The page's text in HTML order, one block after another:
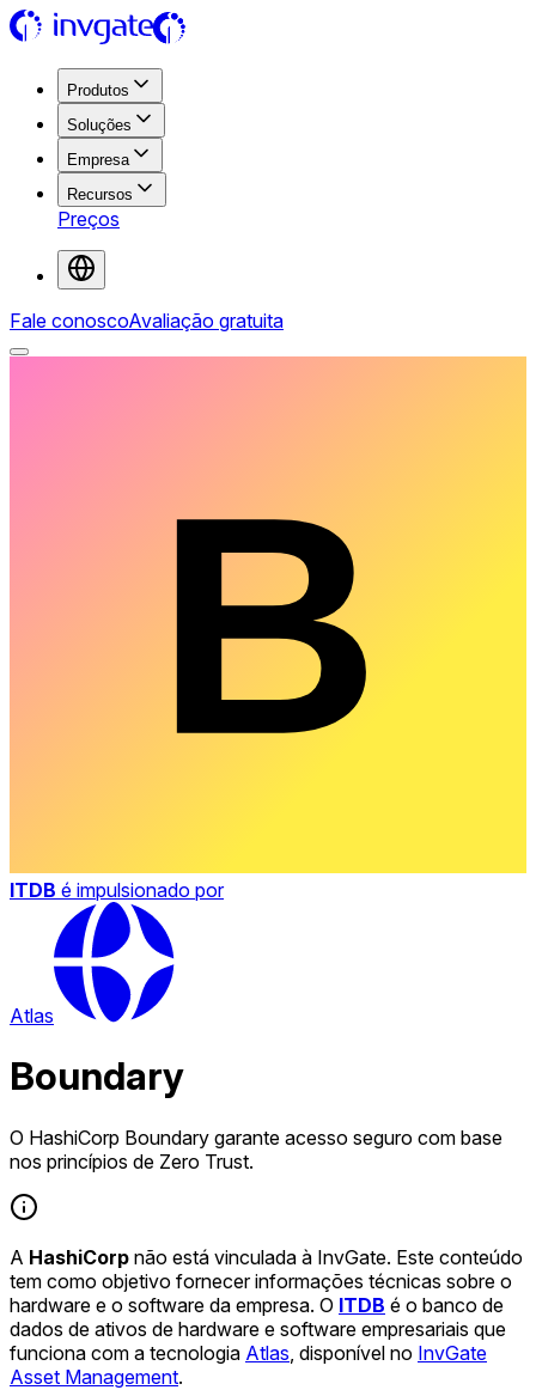
Produtos
Soluções
Empresa
Recursos
Preços
Fale conoscoAvaliação gratuita
ITDB é impulsionado por
Atlas
Boundary
O HashiCorp Boundary garante acesso seguro com base
nos princípios de Zero Trust.
A HashiCorp não está vinculada à InvGate. Este conteúdo
tem como objetivo fornecer informações técnicas sobre o
hardware e o software da empresa. O ITDB é o banco de
dados de ativos de hardware e software empresariais que
funciona com a tecnologia Atlas , disponível no InvGate
Asset Management.